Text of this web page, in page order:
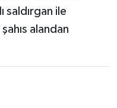
saldırgan ile
alandan